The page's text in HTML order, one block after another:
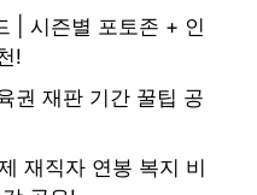
| 시즌별 포토존 + 인
!
권 재판 기간 꿀팁 공
재직자 연봉 복지 비